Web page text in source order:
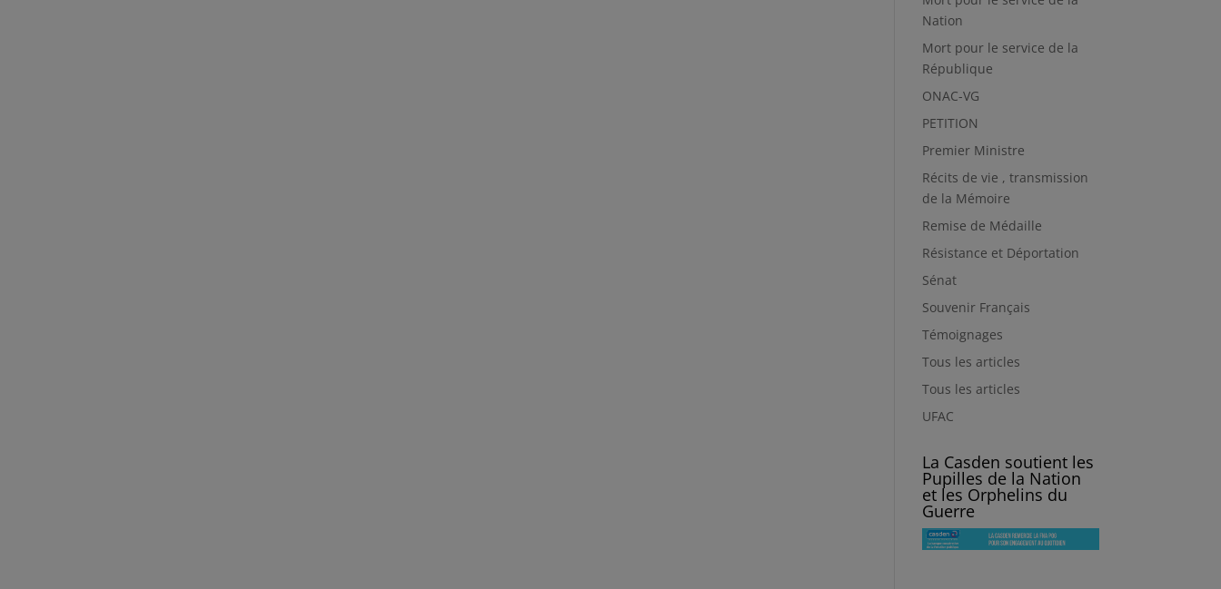
Nation
Mort pour le service de la
République
ONAC-VG
PETITION
Premier Ministre
Récits de vie , transmission
de la Mémoire
Remise de Médaille
Résistance et Déportation
Sénat
Souvenir Français
Témoignages
Tous les articles
Tous les articles
UFAC
La Casden soutient les
Pupilles de la Nation
et les Orphelins du
Guerre